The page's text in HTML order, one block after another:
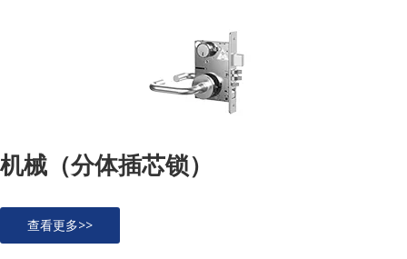
机械（分体插芯锁）
查看更多>>